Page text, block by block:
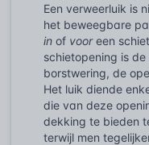
Een verweerluik is
het beweegbare
in of vooreen
schietopening is
borstwering, de
Het luik diende
die van deze
dekking te bieden
terwijl men